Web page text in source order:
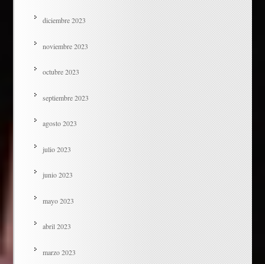
diciembre 2023
noviembre 2023
octubre 2023
septiembre 2023
agosto 2023
julio 2023
junio 2023
mayo 2023
abril 2023
marzo 2023